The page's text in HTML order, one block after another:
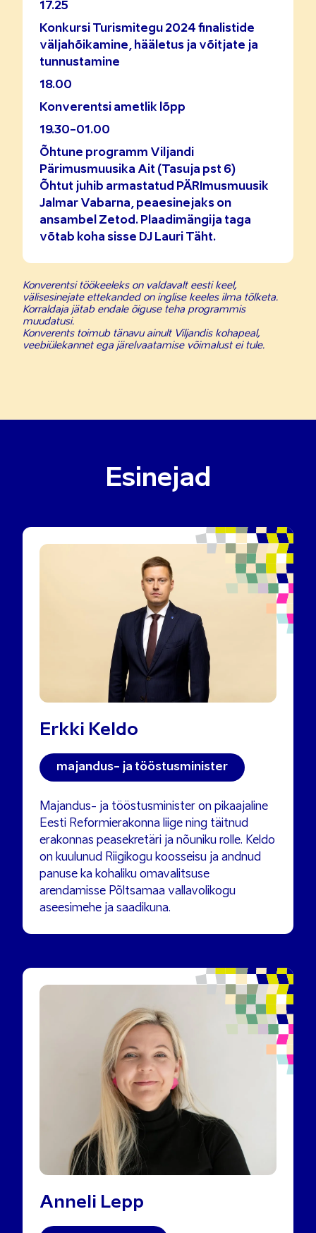
17.25
Konkursi Turismitegu 2024 finalistide
väljahõikamine, hääletus ja võitjate ja
tunnustamine
18.00
Konverentsi ametlik lõpp
19.30-01.00
Õhtune programm Viljandi
Pärimusmuusika Ait (Tasuja pst 6)
Õhtut juhib armastatud PÄRImusmuusik
Jalmar Vabarna, peaesinejaks on
ansambel Zetod. Plaadimängija taga
võtab koha sisse DJ Lauri Täht.
Konverentsi töökeeleks on valdavalt eesti keel,
välisesinejate ettekanded on inglise keeles ilma tõlketa.
Korraldaja jätab endale õiguse teha programmis
muudatusi.
Konverents toimub tänavu ainult Viljandis kohapeal,
veebiülekannet ega järelvaatamise võimalust ei tule.
Esinejad
Erkki Keldo
majandus- ja tööstusminister
Majandus- ja tööstusminister on pikaajaline
Eesti Reformierakonna liige ning täitnud
erakonnas peasekretäri ja nõuniku rolle. Keldo
on kuulunud Riigikogu koosseisu ja andnud
panuse ka kohaliku omavalitsuse
arendamisse Põltsamaa vallavolikogu
aseesimehe ja saadikuna.
Anneli Lepp